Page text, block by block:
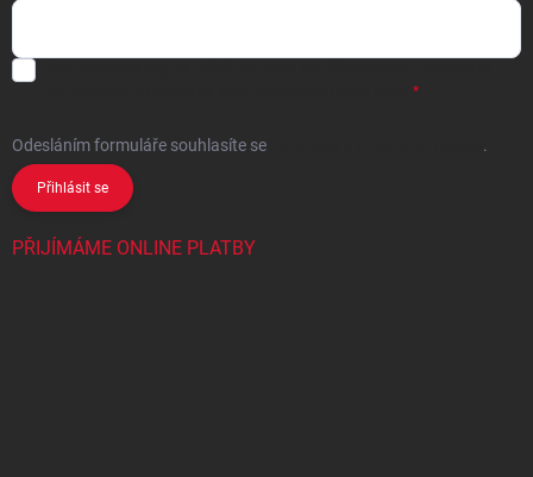
Odesláním formuláře souhlasíte se .
Přihlásit se
PŘIJÍMÁME ONLINE PLATBY